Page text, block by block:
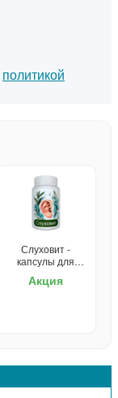
политикой
Слуховит -
капсулы для
Акция